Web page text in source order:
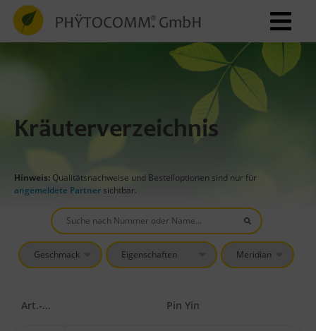
Kräuterverzeichnis
Hinweis: Qualitätsnachweise und Bestelloptionen sind nur für
angemeldete Partner sichtbar.
Art.-Nr. Pin Yin